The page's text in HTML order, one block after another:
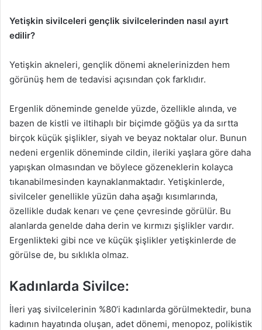
Yetişkin sivilceleri gençlik sivilcelerinden nasıl ayırt
edilir?
Yetişkin akneleri, gençlik dönemi aknelerinizden hem
görünüş hem de tedavisi açısından çok farklıdır.
Ergenlik döneminde genelde yüzde, özellikle alında, ve
bazen de kistli ve iltihaplı bir biçimde göğüs ya da sırtta
birçok küçük şişlikler, siyah ve beyaz noktalar olur. Bunun
nedeni ergenlik döneminde cildin, ileriki yaşlara göre daha
yapışkan olmasından ve böylece gözeneklerin kolayca
tıkanabilmesinden kaynaklanmaktadır. Yetişkinlerde,
sivilceler genellikle yüzün daha aşağı kısımlarında,
özellikle dudak kenarı ve çene çevresinde görülür. Bu
alanlarda genelde daha derin ve kırmızı şişlikler vardır.
Ergenlikteki gibi nce ve küçük şişlikler yetişkinlerde de
görülse de, bu sıklıkla olmaz.
Kadınlarda Sivilce:
İleri yaş sivilcelerinin %80’i kadınlarda görülmektedir, buna
kadının hayatında oluşan, adet dönemi, menopoz, polikistik